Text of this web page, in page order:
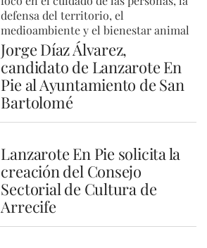
defensa del territorio, el
medioambiente y el bienestar animal
Jorge Díaz Álvarez,
candidato de Lanzarote En
Pie al Ayuntamiento de San
Bartolomé
Lanzarote En Pie solicita la
creación del Consejo
Sectorial de Cultura de
Arrecife